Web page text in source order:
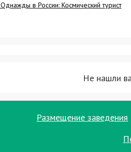
Однажды в России: Космический турист
Не нашли
Размещение заведения